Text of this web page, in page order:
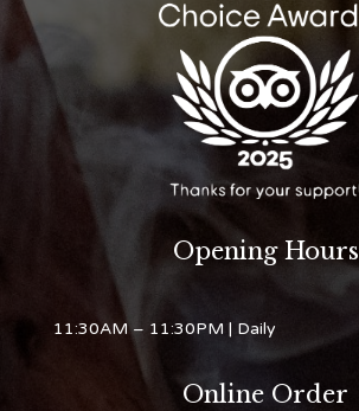
Opening Hours
11:30AM – 11:30PM | Daily
Online Order